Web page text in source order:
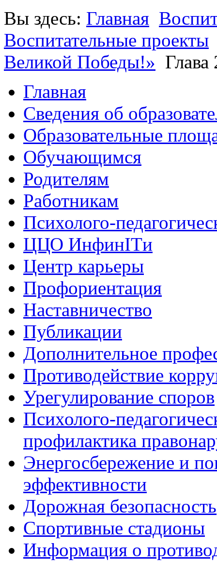
Вы здесь: Главная
Воспитательные проекты
Великой Победы!»
Главная
Сведения об
Образовательные
Обучающимся
Родителям
Работникам
Психолого-
ЦЦО ИнфинITи
Центр карьеры
Профориентация
Наставничество
Публикации
Дополнительное
Противодействие
Урегулирование споров
Психолого-
профилактика
Энергосбережение и
эффективности
Дорожная безопасность
Спортивные стадионы
Информация о